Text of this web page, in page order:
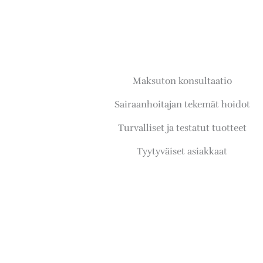
Maksuton konsultaatio
Sairaanhoitajan tekemät hoidot
Turvalliset ja testatut tuotteet
Tyytyväiset asiakkaat